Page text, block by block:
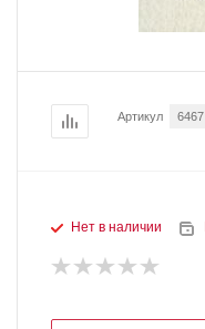
Артикул 6467
Нет в наличии